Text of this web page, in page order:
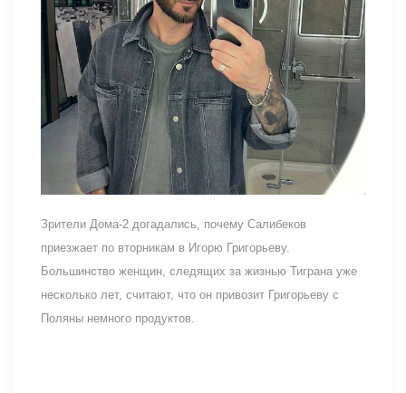
Зрители Дома-2 догадались, почему Салибеков
приезжает по вторникам в Игорю Григорьеву.
Большинство женщин, следящих за жизнью Тиграна уже
несколько лет, считают, что он привозит Григорьеву с
Поляны немного продуктов.